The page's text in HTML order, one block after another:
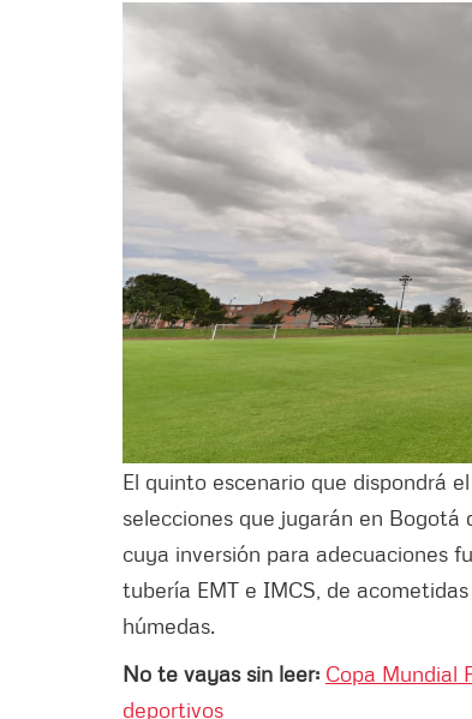
El quinto escenario que dispondrá
selecciones que jugarán en
cuya inversión para adecuaciones
tubería EMT e IMCS, de
húmedas.
No te vayas sin leer: Copa Mundial
deportivos